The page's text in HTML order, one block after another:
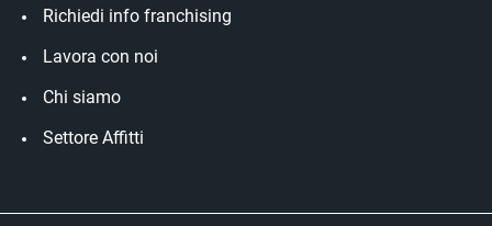
Richiedi info franchising
Lavora con noi
Chi siamo
Settore Affitti